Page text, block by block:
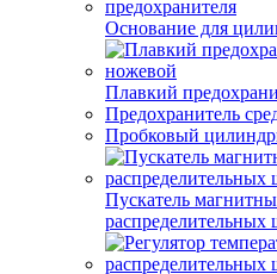
Основание для
Плавкий
Предохранитель
Пробковый
Пускатель
распределительных